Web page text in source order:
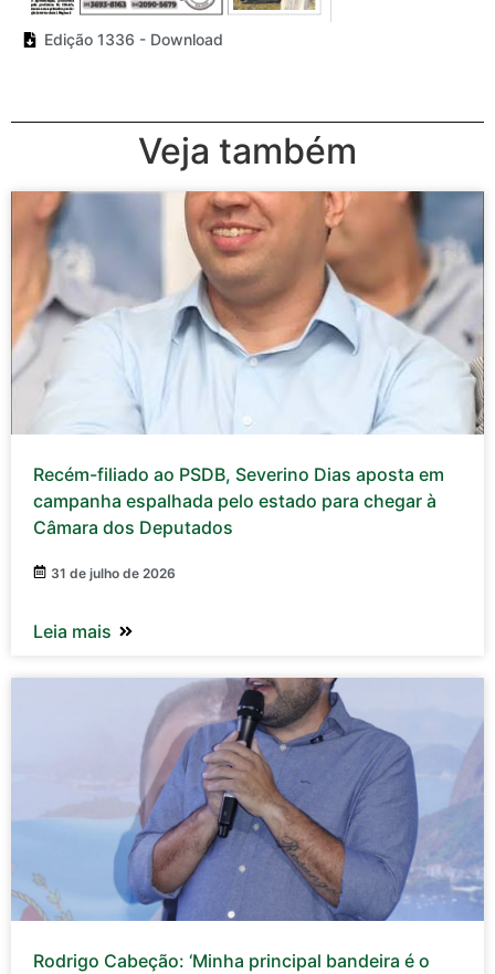
Edição 1336 - Download
Veja também
Recém-filiado ao PSDB, Severino Dias aposta em
campanha espalhada pelo estado para chegar à
Câmara dos Deputados
31 de julho de 2026
Leia mais
Rodrigo Cabeção: ‘Minha principal bandeira é o